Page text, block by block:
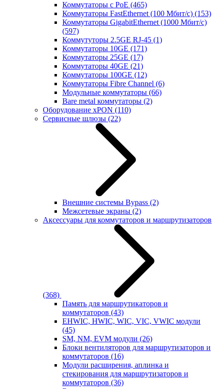
Коммутаторы с PoE (465)
Коммутаторы FastEthernet (100 Мбит/с) (153)
Коммутаторы GigabitEthernet (1000 Мбит/с)
(597)
Коммутуторы 2.5GE RJ-45 (1)
Коммутаторы 10GE (171)
Коммутаторы 25GE (17)
Коммутаторы 40GE (21)
Коммутаторы 100GE (12)
Коммутаторы Fibre Channel (6)
Модульные коммутаторы (66)
Bare metal коммутаторы (2)
Оборудование xPON (110)
Сервисные шлюзы (22)
Внешние системы Bypass (2)
Межсетевые экраны (2)
Аксессуары для коммутаторов и маршрутизаторов
(368)
Память для маршрутикаторов и
коммутаторов (43)
EHWIC, HWIC, WIC, VIC, VWIC модули
(45)
SM, NM, EVM модули (26)
Блоки вентиляторов для маршрутизаторов и
коммутаторов (16)
Модули расширения, аплинка и
стекирования для маршрутизаторов и
коммутаторов (36)